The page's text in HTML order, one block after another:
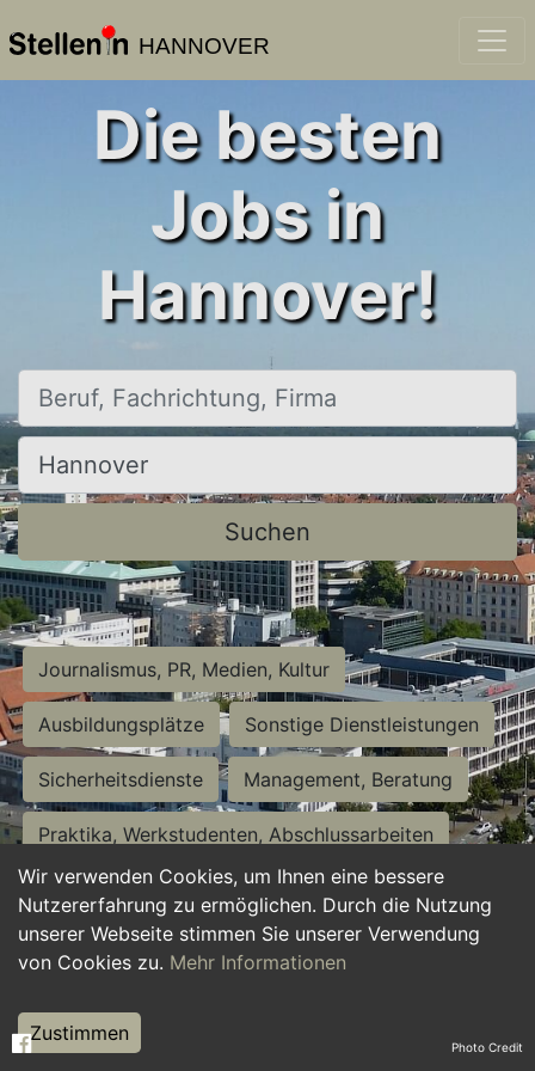
HANNOVER
Wir verwenden Cookies, um Ihnen eine bessere
Nutzererfahrung zu ermöglichen. Durch die Nutzung
unserer Webseite stimmen Sie unserer Verwendung
von Cookies zu. Mehr Informationen
Zustimmen
Die besten
Jobs in
Hannover!
Beruf, Fachrichtung, Firma
Ort, Stadt
Suchen
Journalismus, PR, Medien, Kultur
Ausbildungsplätze Sonstige Dienstleistungen
Sicherheitsdienste Management, Beratung
Praktika, Werkstudenten, Abschlussarbeiten
Personalwesen Assistenz, Sekretariat
Hilfskräfte, Aushilfs- und Nebenjobs
Weiterbildung, Studium, duale Ausbildung Photo Credit